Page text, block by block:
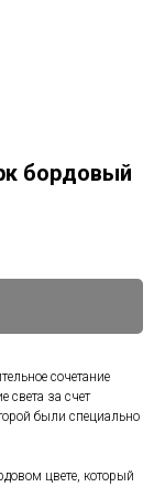
бордовый
сочетание
за счет
были специально
цвете, который